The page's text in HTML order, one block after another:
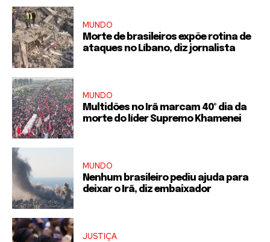
MUNDO
Morte de brasileiros expõe rotina de
ataques no Líbano, diz jornalista
MUNDO
Multidões no Irã marcam 40º dia da
morte do líder Supremo Khamenei
MUNDO
Nenhum brasileiro pediu ajuda para
deixar o Irã, diz embaixador
JUSTIÇA